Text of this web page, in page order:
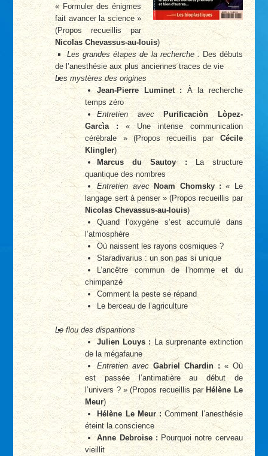
« Formuler des énigmes
fait avancer la science »
(Propos recueillis par
Nicolas Chevassus-au-louis)
Les grandes étapes de la recherche : Des débuts
de l’anesthésie aux plus anciennes traces de vie
Les mystères des origines
Jean-Pierre Luminet :À la recherche
temps zéro
Entretien avec
Purificaciòn Lòpez-
Garcìa : « Une intense communication
cérébrale » (Propos recueillis parCécile
Klingler)
Marcus du Sautoy : La structure
quantique des nombres
Entretien avec
Noam Chomsky :« Le
langage sert à penser » (Propos recueillis par
Nicolas Chevassus-au-louis)
Quand l’oxygène s’est accumulé dans
l’atmosphère
Où naissent les rayons cosmiques ?
Staradivarius : un son pas si unique
L’ancêtre commun de l’homme et du
chimpanzé
Comment la peste se répand
Le berceau de l’agriculture
Le flou des disparitions
Julien Louys : La surprenante extinction
de la mégafaune
Entretien avec Gabriel Chardin : « Où
est passée l’antimatière au début de
l’univers ? » (Propos recueillis par Hélène Le
Meur)
Hélène Le Meur : Comment l’anesthésie
éteint la conscience
Anne Debroise : Pourquoi notre cerveau
vieillit